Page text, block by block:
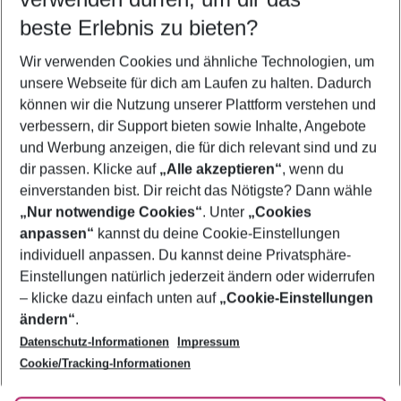
5-8 Nächte
2 Erwachsene Keine Kinder
Mehr Filter anzeigen
Footer
Footer navigation
Über uns
AGB
Bestpreisgarantie
Cookie-Einstellungen ändern
Cookie-Richtlinie
Agenturbetreuung
Barrierefreies Reisen
Folge uns
beste Erlebnis zu bieten?
Wir verwenden Cookies und ähnliche Technologien, um
unsere Webseite für dich am Laufen zu halten. Dadurch
können wir die Nutzung unserer Plattform verstehen und
verbessern, dir Support bieten sowie Inhalte, Angebote
und Werbung anzeigen, die für dich relevant sind und zu
dir passen. Klicke auf „Alle akzeptieren“, wenn du
einverstanden bist. Dir reicht das Nötigste? Dann wähle
„Nur notwendige Cookies“. Unter „Cookies
anpassen“ kannst du deine Cookie-Einstellungen
individuell anpassen. Du kannst deine Privatsphäre-
Einstellungen natürlich jederzeit ändern oder widerrufen
– klicke dazu einfach unten auf „Cookie-Einstellungen
ändern“.
Datenschutz-Informationen
Impressum
Cookie/Tracking-Informationen